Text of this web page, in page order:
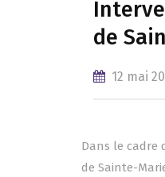
de
12 mai
Dans le cadre
de Sainte-